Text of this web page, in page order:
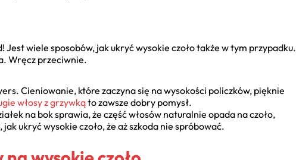
Jest wiele sposobów, jak ukryć wysokie czoło także w tym przypadku.
Wręcz przeciwnie.
Cieniowanie, które zaczyna się na wysokości policzków, pięknie
włosy z grzywkąto zawsze dobry pomysł.
na bok sprawia, że część włosów naturalnie opada na czoło,
ukryć wysokie czoło, że aż szkoda nie spróbować.